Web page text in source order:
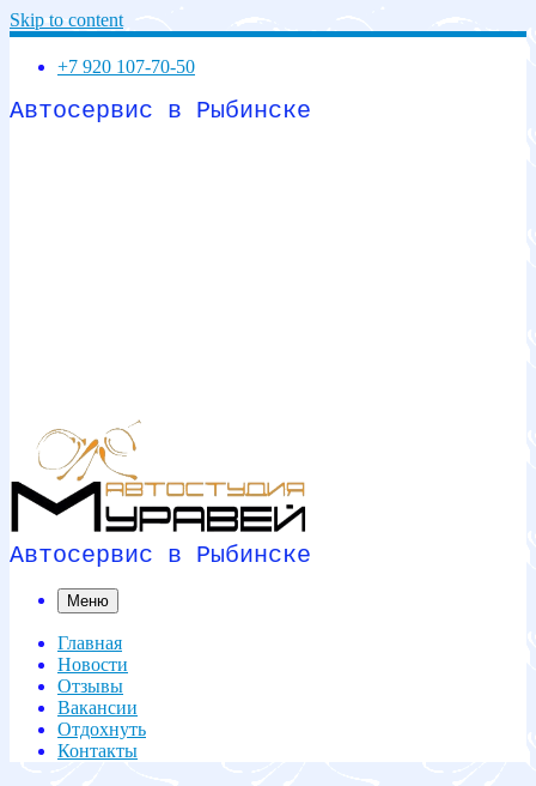
Skip to content
+7 920 107-70-50
Автосервис в Рыбинске
Автосервис в Рыбинске
Меню
Главная
Новости
Отзывы
Вакансии
Отдохнуть
Контакты